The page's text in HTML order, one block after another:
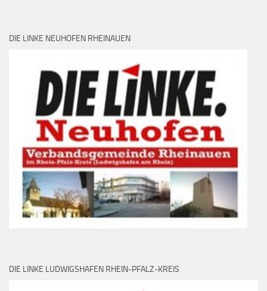
DIE LINKE NEUHOFEN RHEINAUEN
DIE LINKE LUDWIGSHAFEN RHEIN-PFALZ-KREIS